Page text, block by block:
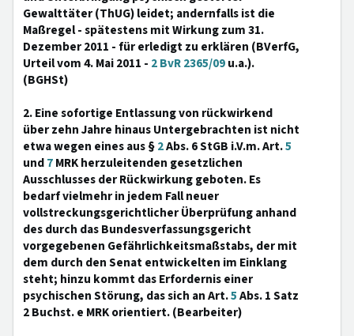
Gewalttäter (ThUG) leidet; andernfalls ist die
Maßregel - spätestens mit Wirkung zum 31.
Dezember 2011 - für erledigt zu erklären (BVerfG,
Urteil vom 4. Mai 2011 - 2 BvR 2365/09u.a.).
(BGHSt)
2. Eine sofortige Entlassung von rückwirkend
über zehn Jahre hinaus Untergebrachten ist nicht
etwa wegen eines aus §2Abs. 6 StGB i.V.m. Art.5
und7MRK herzuleitenden gesetzlichen
Ausschlusses der Rückwirkung geboten. Es
bedarf vielmehr in jedem Fall neuer
vollstreckungsgerichtlicher Überprüfung anhand
des durch das Bundesverfassungsgericht
vorgegebenen Gefährlichkeitsmaßstabs, der mit
dem durch den Senat entwickelten im Einklang
steht; hinzu kommt das Erfordernis einer
psychischen Störung, das sich an Art.5Abs. 1 Satz
2 Buchst. e MRK orientiert. (Bearbeiter)